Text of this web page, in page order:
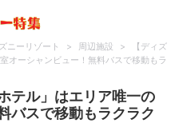
ニーリゾート > 周辺施設 >
【ディズ
オーシャンビュー！無料バスで移動もラ
テル」はエリア唯一の
バスで移動もラクラク